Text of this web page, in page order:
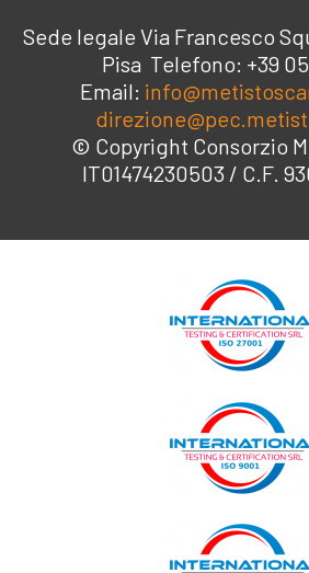
Sede legale Via Francesco
Pisa Telefono: +39
Email:
© Copyright Consorzio
IT01474230503 / C.F.